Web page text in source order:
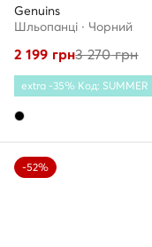
Genuins
Шльопанці · Чорний
2 199 грн3 270грн
extra -35% Код: SUMMER
-52%